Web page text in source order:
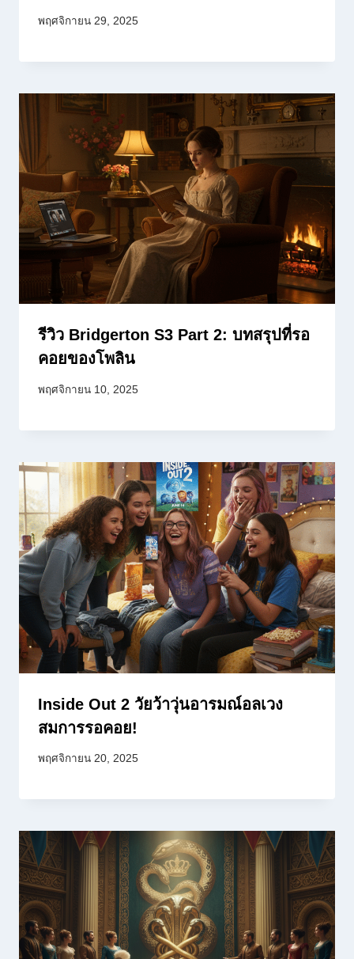
พฤศจิกายน 29, 2025
รีวิว Bridgerton S3 Part 2: บทสรุปที่รอ
คอยของโพลิน
พฤศจิกายน 10, 2025
Inside Out 2 วัยว้าวุ่นอารมณ์อลเวง
สมการรอคอย!
พฤศจิกายน 20, 2025